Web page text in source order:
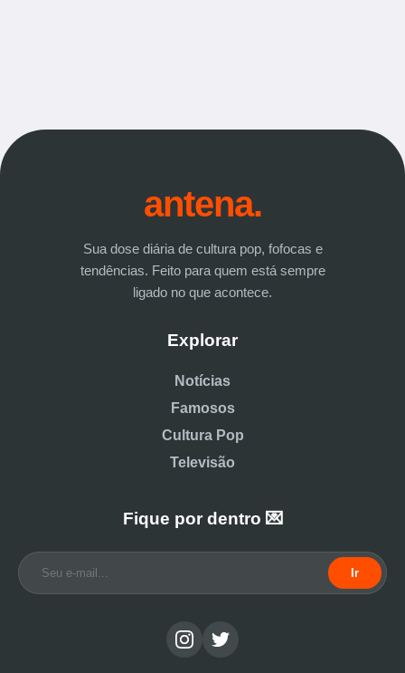
antena.
Sua dose diária de cultura pop, fofocas e
tendências. Feito para quem está sempre
ligado no que acontece.
Explorar
Notícias
Famosos
Cultura Pop
Televisão
Fique por dentro 💌
Ir